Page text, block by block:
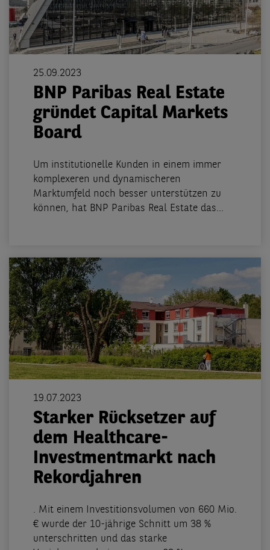
25.09.2023
BNP Paribas Real Estate
gründet Capital Markets
Board
Um institutionelle Kunden in einem immer
komplexeren und dynamischeren
Marktumfeld noch besser unterstützen zu
können, hat BNP Paribas Real Estate das...
19.07.2023
Starker Rücksetzer auf
dem Healthcare-
Investmentmarkt nach
Rekordjahren
. Mit einem Investitionsvolumen von 660 Mio.
€ wurde der 10-jährige Schnitt um 38 %
unterschritten und das starke